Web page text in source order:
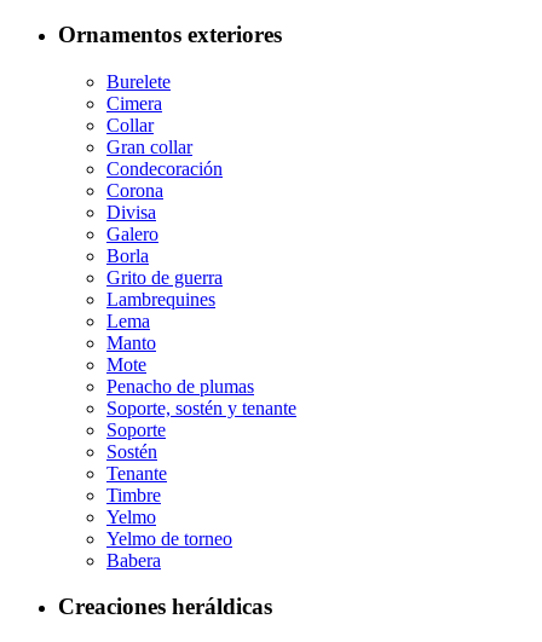
Ornamentos exteriores
Burelete
Cimera
Collar
Gran collar
Condecoración
Corona
Divisa
Galero
Borla
Grito de guerra
Lambrequines
Lema
Manto
Mote
Penacho de plumas
Soporte, sostén y tenante
Soporte
Sostén
Tenante
Timbre
Yelmo
Yelmo de torneo
Babera
Creaciones heráldicas